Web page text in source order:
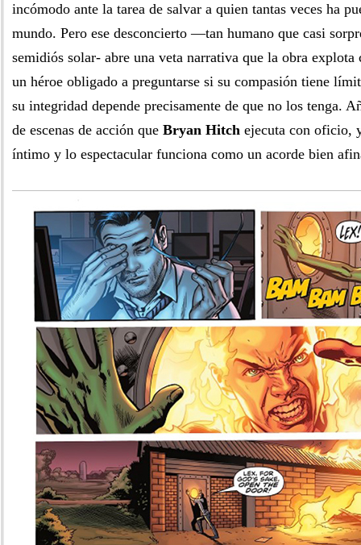
incómodo ante la tarea de salvar a quien tantas veces ha
mundo. Pero ese desconcierto —tan humano que casi
semidiós solar- abre una veta narrativa que la obra
un héroe obligado a preguntarse si su compasión tiene
su integridad depende precisamente de que no los tenga.
de escenas de acción que Bryan Hitch ejecuta con oficio,
íntimo y lo espectacular funciona como un acorde bien